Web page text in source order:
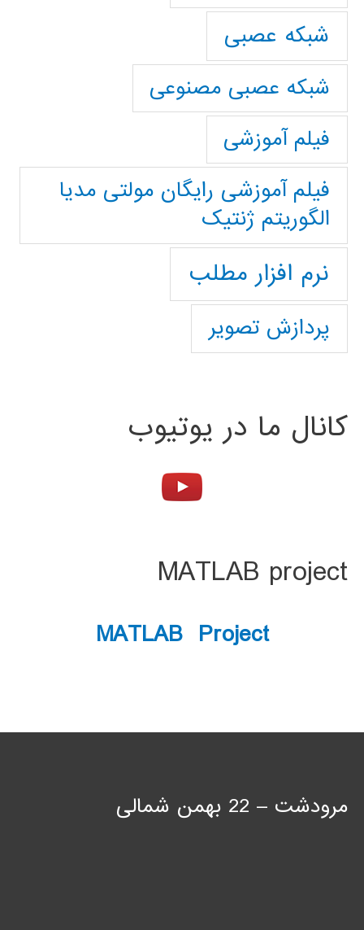
شبکه عصبی
شبکه عصبی مصنوعی
فیلم آموزشی
فیلم آموزشی رایگان مولتی مدیا
الگوریتم ژنتیک
نرم افزار مطلب
پردازش تصویر
کانال ما در یوتیوب
MATLAB project
MATLAB Project
مرودشت – 22 بهمن شمالی